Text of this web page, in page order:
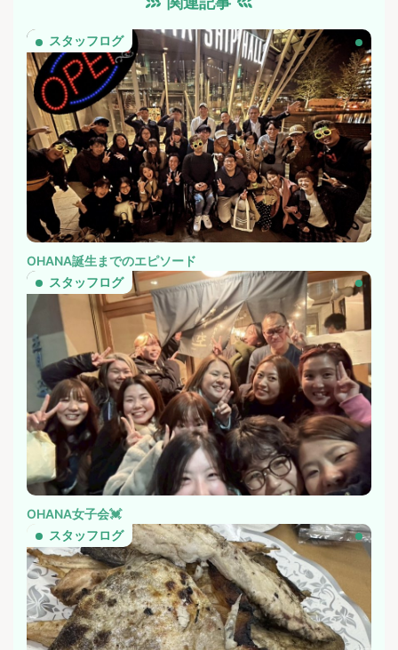
スタッフログ
OHANA誕生までのエピソード
スタッフログ
OHANA女子会💓
スタッフログ